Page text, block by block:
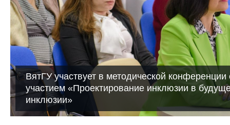
ВятГУ участвует в методической
участием «Проектирование инклюзии в
инклюзии»